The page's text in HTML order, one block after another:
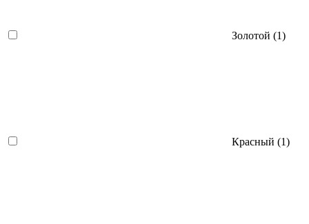
Золотой (1)
Красный (1)